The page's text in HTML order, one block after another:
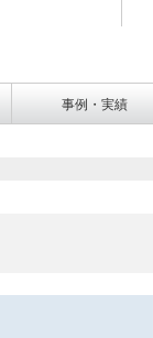
事例・実績